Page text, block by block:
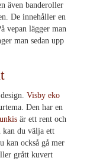
även banderoller
De innehåller en
vepan lägger man
man sedan upp
Visby eko
Den har en
är ett rent och
du välja ett
också gå mer
grått kuvert